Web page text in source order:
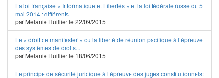
La loi française « Informatique et Libertés » et la loi fédérale russe du 5
mai 2014 : différents...
par Melanie Huillier le 22/09/2015
Le « droit de manifester » ou la liberté de réunion pacifique à l’épreuve
des systèmes de droits...
par Melanie Huillier le 18/06/2015
Le principe de sécurité juridique à l’épreuve des juges constitutionnels: